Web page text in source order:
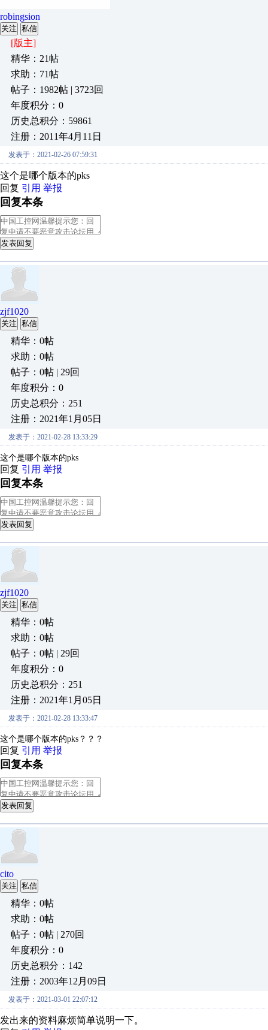
robingsion
关注 私信
[版主]
精华：21帖
求助：71帖
帖子：1982帖 | 3723回
年度积分：0
历史总积分：59861
注册：2011年4月11日
发表于：2021-02-26 07:59:31
这个是哪个版本的pks
回复 引用 举报
回复本条
发表回复
zjf1020
关注 私信
精华：0帖
求助：0帖
帖子：0帖 | 29回
年度积分：0
历史总积分：251
注册：2021年1月05日
发表于：2021-02-28 13:33:29
这个是哪个版本的pks
回复 引用 举报
回复本条
发表回复
zjf1020
关注 私信
精华：0帖
求助：0帖
帖子：0帖 | 29回
年度积分：0
历史总积分：251
注册：2021年1月05日
发表于：2021-02-28 13:33:47
这个是哪个版本的pks？？？
回复 引用 举报
回复本条
发表回复
cito
关注 私信
精华：0帖
求助：0帖
帖子：0帖 | 270回
年度积分：0
历史总积分：142
注册：2003年12月09日
发表于：2021-03-01 22:07:12
发出来的资料麻烦简单说明一下。